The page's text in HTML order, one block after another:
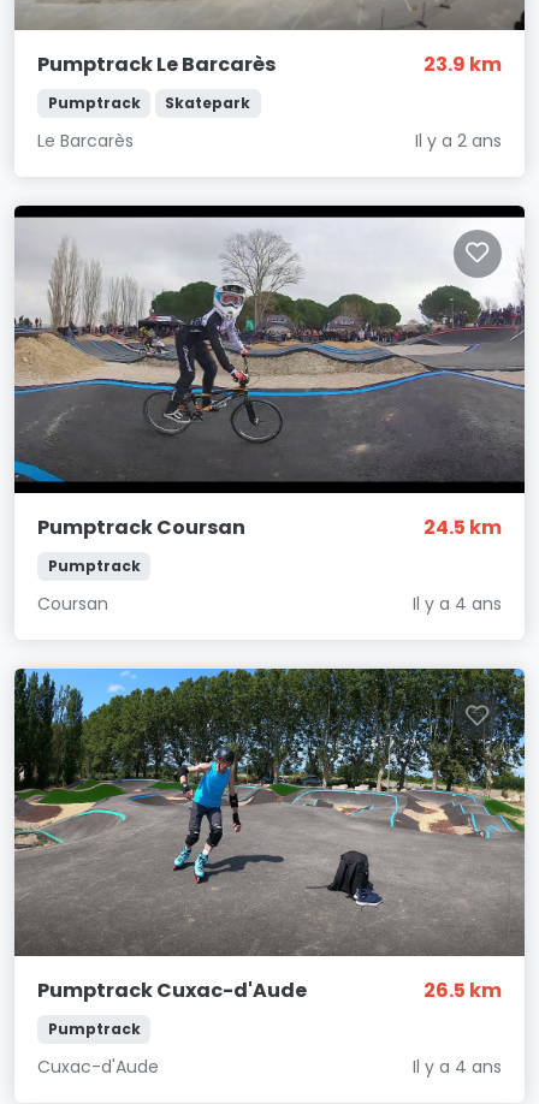
Pumptrack Le Barcarès 23.9 km
Pumptrack Skatepark
Le Barcarès Il y a 2 ans
Pumptrack Coursan 24.5 km
Pumptrack
Coursan Il y a 4 ans
Pumptrack Cuxac-d'Aude 26.5 km
Pumptrack
Cuxac-d'Aude Il y a 4 ans